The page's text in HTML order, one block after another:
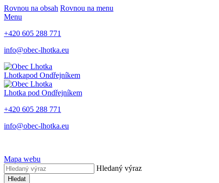
Rovnou na obsah Rovnou na menu
Menu
+420 605 288 771
info@obec-lhotka.eu
Lhotkapod Ondřejníkem
Lhotka pod Ondřejníkem
+420 605 288 771
info@obec-lhotka.eu
Mapa webu
Hledaný výraz
Hledat